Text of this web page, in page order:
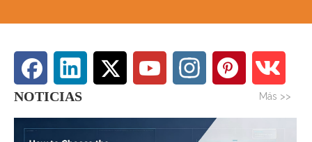
NOTICIAS Más >>